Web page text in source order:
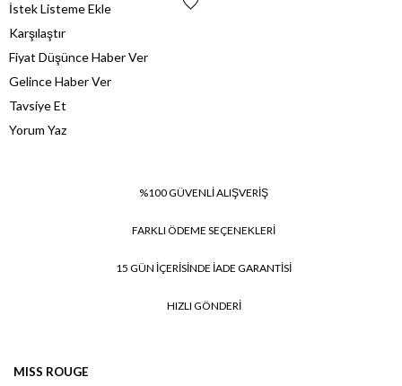
İstek Listeme Ekle
Karşılaştır
Fiyat Düşünce Haber Ver
Gelince Haber Ver
Tavsiye Et
Yorum Yaz
%100 GÜVENLİ ALIŞVERİŞ
FARKLI ÖDEME SEÇENEKLERİ
15 GÜN İÇERİSİNDE İADE GARANTİSİ
HIZLI GÖNDERİ
MISS ROUGE